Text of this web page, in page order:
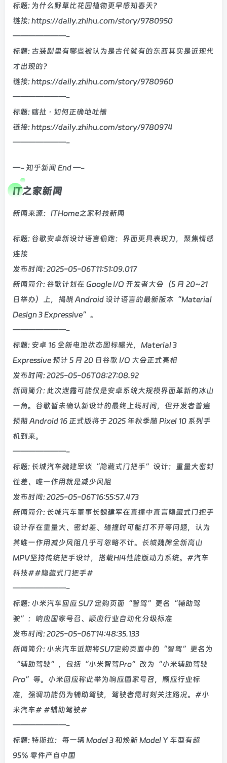
标题: 为什么野草比花园植物更早感知春天？
链接: https://daily.zhihu.com/story/9780950
———————-
标题: 古装剧里有哪些被认为是古代就有的东西其实是近现代
才出现的?
链接: https://daily.zhihu.com/story/9780960
———————-
标题: 瞎扯 · 如何正确地吐槽
链接: https://daily.zhihu.com/story/9780974
———————-
—- 知乎新闻 End —-
IT之家新闻
新闻来源：ITHome之家科技新闻
标题: 谷歌安卓新设计语言偷跑：界面更具表现力，聚焦情感
连接
发布时间: 2025-05-06T11:51:09.017
新闻简介: 谷歌计划在 Google I/O 开发者大会（5 月 20~21
日举办）上，揭晓 Android 设计语言的最新版本“Material
Design 3 Expressive”。
———————-
标题: 安卓 16 全新电池状态图标曝光，Material 3
Expressive 预计 5 月 20 日谷歌 I/O 大会正式亮相
发布时间: 2025-05-06T08:27:08.92
新闻简介: 此次泄露可能仅是安卓系统大规模界面革新的冰山
一角。谷歌暂未确认新设计的最终上线时间，但开发者普遍
预期 Android 16 正式版将于 2025 年秋季随 Pixel 10 系列手
机到来。
———————-
标题: 长城汽车魏建军谈“隐藏式门把手”设计：重量大密封
性差、唯一作用就是减少风阻
发布时间: 2025-05-06T16:55:57.473
新闻简介: 长城汽车董事长魏建军在直播中直言隐藏式门把手
设计存在重量大、密封差、碰撞时可能打不开等问题，认为
其唯一作用减少风阻几乎可忽略不计。长城魏牌全新高山
MPV坚持传统把手设计，搭载Hi4性能版动力系统。#汽车
科技##隐藏式门把手#
———————-
标题: 小米汽车回应 SU7 定购页面“智驾”更名“辅助驾
驶”：响应国家号召、顺应行业自动化分级标准
发布时间: 2025-05-06T14:48:35.133
新闻简介: 小米汽车近期将SU7定购页面中的“智驾”更名为
“辅助驾驶”，包括“小米智驾Pro”改为“小米辅助驾驶
Pro”等。小米回应称此举为响应国家号召，顺应行业标
准，强调功能仍为辅助驾驶，驾驶者需时刻关注路况。#小
米汽车# #辅助驾驶#
———————-
标题: 特斯拉：每一辆 Model 3 和焕新 Model Y 车型有超
95% 零件产自中国